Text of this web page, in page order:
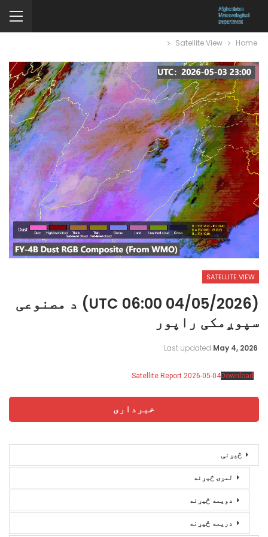
Home
Satellite View
SATELLITE VIEW
(04/05/2026 06:00 UTC) د مصنوعی
سپوږمکی راپور
Last updated May 4, 2026
Satellite Report 2026-05-04Download
خبرداری
څیړنې
لمړۍ څیړنه
دویمه څیړنه
دریمه څیړنه